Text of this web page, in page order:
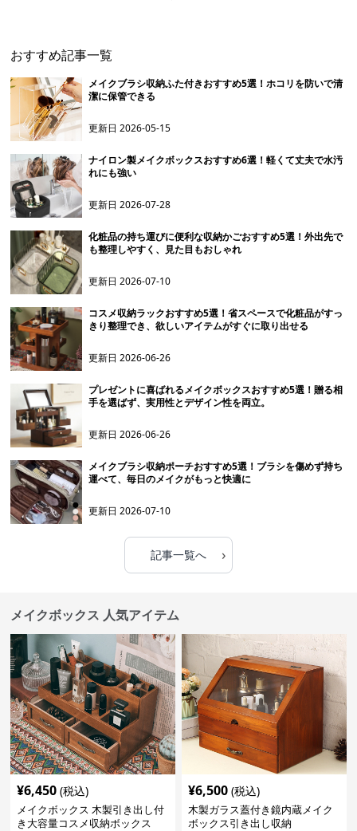
おすすめ記事一覧
メイクブラシ収納ふた付きおすすめ5選！ホコリを防いで清
潔に保管できる
更新日2026-05-15
ナイロン製メイクボックスおすすめ6選！軽くて丈夫で水汚
れにも強い
更新日2026-07-28
化粧品の持ち運びに便利な収納かごおすすめ5選！外出先で
も整理しやすく、見た目もおしゃれ
更新日2026-07-10
コスメ収納ラックおすすめ5選！省スペースで化粧品がすっ
きり整理でき、欲しいアイテムがすぐに取り出せる
更新日2026-06-26
プレゼントに喜ばれるメイクボックスおすすめ5選！贈る相
手を選ばず、実用性とデザイン性を両立。
更新日2026-06-26
メイクブラシ収納ポーチおすすめ5選！ブラシを傷めず持ち
運べて、毎日のメイクがもっと快適に
更新日2026-07-10
記事一覧へ ›
メイクボックス 人気アイテム
¥6,450 (税込)
メイクボックス 木製引き出し付
き大容量コスメ収納ボックス
¥6,500 (税込)
木製ガラス蓋付き鏡内蔵メイク
ボックス引き出し収納